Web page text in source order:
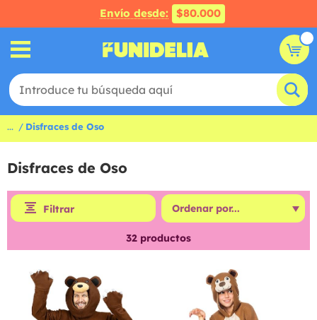
Envío desde: $80.000
... Disfraces de Oso
Disfraces de Oso
Filtrar
32 productos